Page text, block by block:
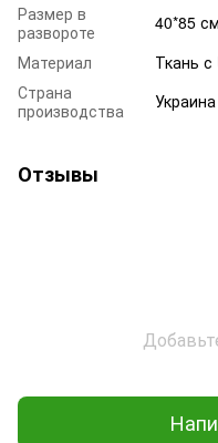
Размер в
развороте
40*85 см
Материал
Ткань
Страна
производства
Украина
Отзывы